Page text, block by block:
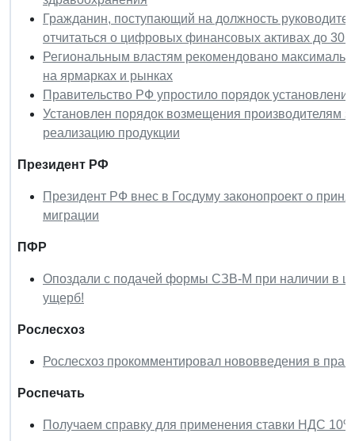
Гражданин, поступающий на должность
отчитаться о цифровых финансовых активах до 30
Региональным властям рекомендовано
на ярмарках и рынках
Правительство РФ упростило порядок
Установлен порядок возмещения производителям
реализацию продукции
Президент РФ
Президент РФ внес в Госдуму законопроект о
миграции
ПФР
Опоздали с подачей формы СЗВ-М при наличии в
ущерб!
Рослесхоз
Рослесхоз прокомментировал нововведения в
Роспечать
Получаем справку для применения ставки НДС